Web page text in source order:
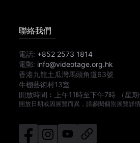
聯絡我們
電話: +852 2573 1814
電郵: info@videotage.org.hk
香港九龍土瓜灣馬頭角道63號
牛棚藝術村13室
開放時間︰
上午11時至下午7時 （星
開放日期或因展覽而異，請參閱個別展覽詳